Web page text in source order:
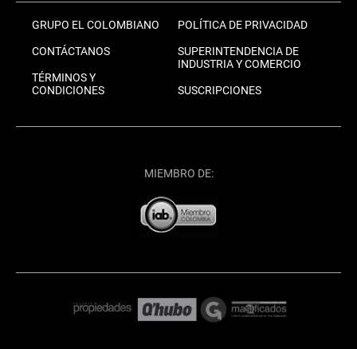
GRUPO EL COLOMBIANO
CONTÁCTANOS
TÉRMINOS Y
CONDICIONES
POLÍTICA DE PRIVACIDAD
SUPERINTENDENCIA DE
INDUSTRIA Y COMERCIO
SUSCRIPCIONES
MIEMBRO DE: